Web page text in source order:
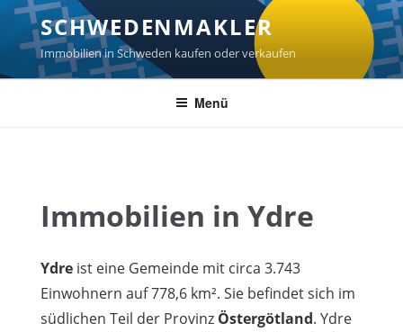
Zum
Inhalt
springen
SCHWEDENMAKLER
Immobilien in Schweden kaufen oder verkaufen
Menü
Immobilien in Ydre
Ydre ist eine Gemeinde mit circa 3.743
Einwohnern auf 778,6 km². Sie befindet sich im
südlichen Teil der Provinz Östergötland. Ydre